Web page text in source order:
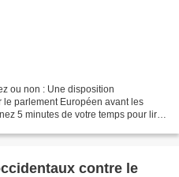
ou non : Une disposition
parlement Européen avant les
5 minutes de votre temps pour lire
contre le